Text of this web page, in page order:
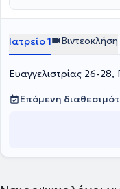
Ιατρείο 1 Βιντεοκλήση
Ευαγγελιστρίας 26-
Επόμενη